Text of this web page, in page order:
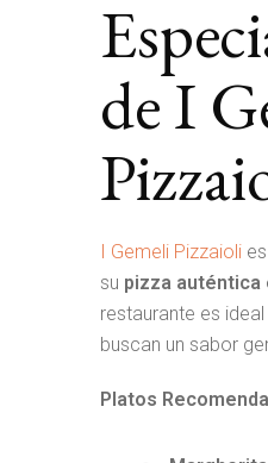
de I
I Gemeli Pizzaioli
su pizza auténtica
restaurante es
buscan un sabor
Platos